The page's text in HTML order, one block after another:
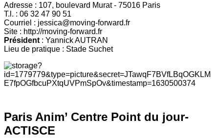
Adresse : 107, boulevard Murat - 75016 Paris
T.l. : 06 32 47 90 51
Courriel : jessica@moving-forward.fr
Site : http://moving-forward.fr
Président : Yannick AUTRAN
Lieu de pratique : Stade Suchet
Paris Anim’ Centre Point du jour-
ACTISCE